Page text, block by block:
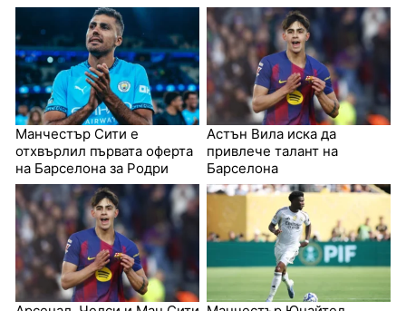
Манчестър Сити е
отхвърлил първата оферта
на Барселона за Родри
Астън Вила иска да
привлече талант на
Барселона